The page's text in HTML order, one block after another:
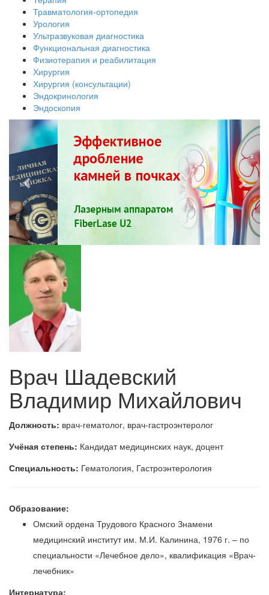
Травматология-ортопедия
Урология
Ультразвуковая диагностика
Функциональная диагностика
Физиотерапия и реабилитация
Хирургия
Хирургия (консультации)
Эндокринология
Эндоскопия
Врач Шадевский
Владимир Михайлович
Должность: врач-гематолог, врач-гастроэнтеролог
Учёная степень: Кандидат медицинских наук, доцент
Специальность: Гематология, Гастроэнтерология
Образование:
Омский ордена Трудового Красного Знамени
медицинский институт им. М.И. Калинина, 1976 г. – по
специальности «Лечебное дело», квалификация «Врач-
лечебник»
Интернатура: